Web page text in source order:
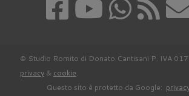
© Studio Romito di Donato Cantisani P. IVA
privacy& cookie.
Questo sito è protetto da Google: